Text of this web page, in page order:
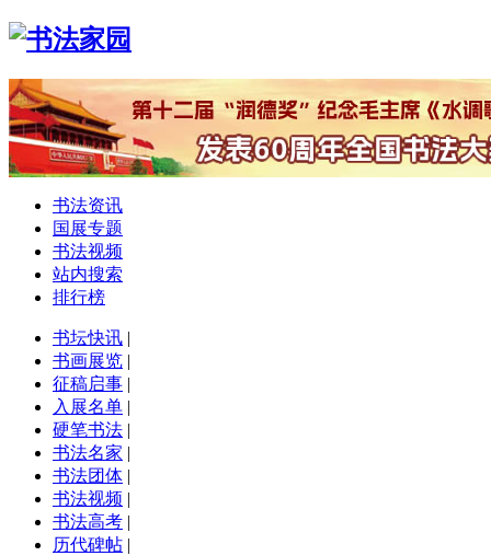
书法资讯
国展专题
书法视频
站内搜索
排行榜
书坛快讯 |
书画展览 |
征稿启事 |
入展名单 |
硬笔书法 |
书法名家 |
书法团体 |
书法视频 |
书法高考 |
历代碑帖 |